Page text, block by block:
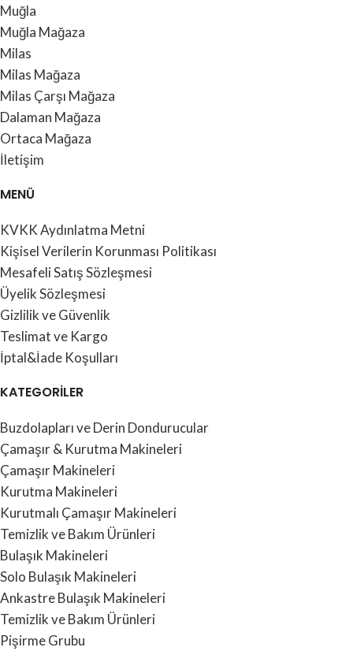
Muğla
Muğla Mağaza
Milas
Milas Mağaza
Milas Çarşı Mağaza
Dalaman Mağaza
Ortaca Mağaza
İletişim
MENÜ
KVKK Aydınlatma Metni
Kişisel Verilerin Korunması Politikası
Mesafeli Satış Sözleşmesi
Üyelik Sözleşmesi
Gizlilik ve Güvenlik
Teslimat ve Kargo
İptal&İade Koşulları
KATEGORİLER
Buzdolapları ve Derin Dondurucular
Çamaşır & Kurutma Makineleri
Çamaşır Makineleri
Kurutma Makineleri
Kurutmalı Çamaşır Makineleri
Temizlik ve Bakım Ürünleri
Bulaşık Makineleri
Solo Bulaşık Makineleri
Ankastre Bulaşık Makineleri
Temizlik ve Bakım Ürünleri
Pişirme Grubu